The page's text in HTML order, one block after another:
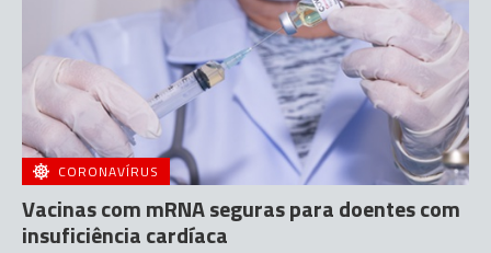
CORONAVÍRUS
Vacinas com mRNA seguras para doentes com
insuficiência cardíaca